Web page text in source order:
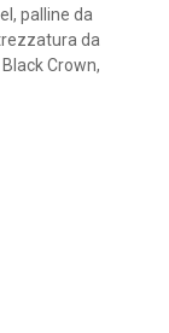
palline da
da
Crown,